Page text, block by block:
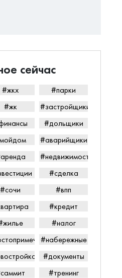
сейчас
#жкх
#парки
#жк
#застройщики
#дольщики
#аварийщики
#недвижимость
#сделка
#сочи
#впп
#кредит
#налог
#набережные
#документы
#тренинг